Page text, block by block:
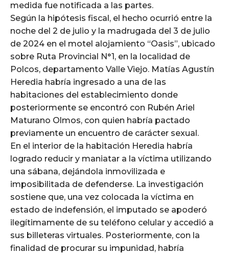
medida fue notificada a las partes.
Según la hipótesis fiscal, el hecho ocurrió entre la
noche del 2 de julio y la madrugada del 3 de julio
de 2024 en el motel alojamiento “Oasis”, ubicado
sobre Ruta Provincial N°1, en la localidad de
Polcos, departamento Valle Viejo. Matías Agustín
Heredia habría ingresado a una de las
habitaciones del establecimiento donde
posteriormente se encontró con Rubén Ariel
Maturano Olmos, con quien habría pactado
previamente un encuentro de carácter sexual.
En el interior de la habitación Heredia habría
logrado reducir y maniatar a la víctima utilizando
una sábana, dejándola inmovilizada e
imposibilitada de defenderse. La investigación
sostiene que, una vez colocada la víctima en
estado de indefensión, el imputado se apoderó
ilegítimamente de su teléfono celular y accedió a
sus billeteras virtuales. Posteriormente, con la
finalidad de procurar su impunidad, habría